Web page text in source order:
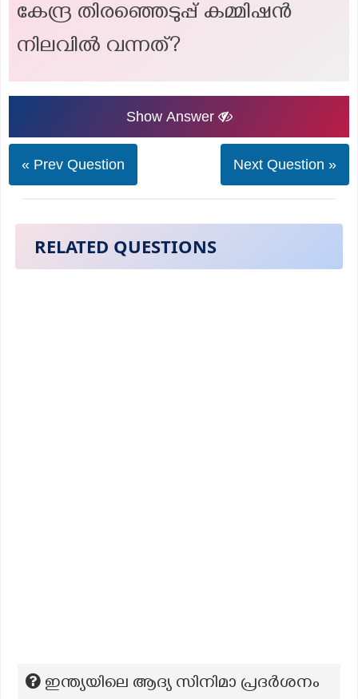
കേന്ദ്ര തിരഞ്ഞെടുപ്പ് കമ്മിഷൻ
നിലവിൽ വന്നത്?
Show Answer
« Prev Question Next Question »
RELATED QUESTIONS
ഇന്ത്യയിലെ ആദ്യ സിനിമാ പ്രദർശനം